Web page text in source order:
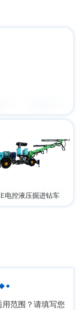
电控液压掘进钻车
范围？请填写您